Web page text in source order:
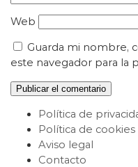
Web
Guarda mi nombre,
este navegador para la
Política de
Política de cookies
Aviso legal
Contacto